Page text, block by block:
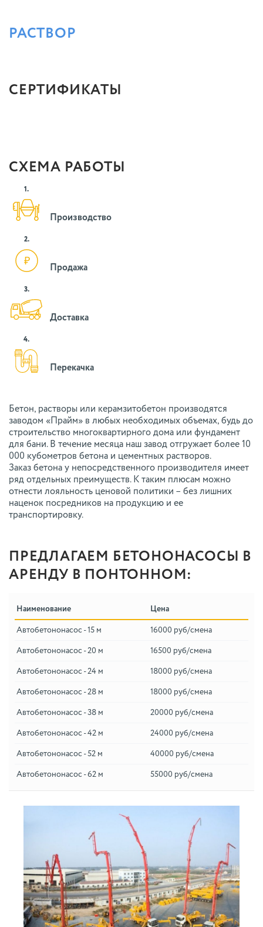
РАСТВОР
СЕРТИФИКАТЫ
СХЕМА РАБОТЫ
1.
Производство
2.
Продажа
3.
Доставка
4.
Перекачка
Бетон, растворы или керамзитобетон производятся
заводом «Прайм» в любых необходимых объемах, будь до
строительство многоквартирного дома или фундамент
для бани. В течение месяца наш завод отгружает более 10
000 кубометров бетона и цементных растворов.
Заказ бетона у непосредственного производителя имеет
ряд отдельных преимуществ. К таким плюсам можно
отнести лояльность ценовой политики – без лишних
наценок посредников на продукцию и ее
транспортировку.
ПРЕДЛАГАЕМ БЕТОНОНАСОСЫ В
АРЕНДУ В ПОНТОННОМ:
Наименование Цена
Автобетононасос - 15 м 16000 руб/смена
Автобетононасос - 20 м 16500 руб/смена
Автобетононасос - 24 м 18000 руб/смена
Автобетононасос - 28 м 18000 руб/смена
Автобетононасос - 38 м 20000 руб/смена
Автобетононасос - 42 м 24000 руб/смена
Автобетононасос - 52 м 40000 руб/смена
Автобетононасос - 62 м 55000 руб/смена